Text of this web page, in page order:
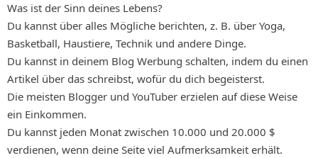
Was ist der Sinn deines Lebens?
Du kannst über alles Mögliche berichten, z. B. über Yoga,
Basketball, Haustiere, Technik und andere Dinge.
Du kannst in deinem Blog Werbung schalten, indem du einen
Artikel über das schreibst, wofür du dich begeisterst.
Die meisten Blogger und YouTuber erzielen auf diese Weise
ein Einkommen.
Du kannst jeden Monat zwischen 10.000 und 20.000 $
verdienen, wenn deine Seite viel Aufmerksamkeit erhält.